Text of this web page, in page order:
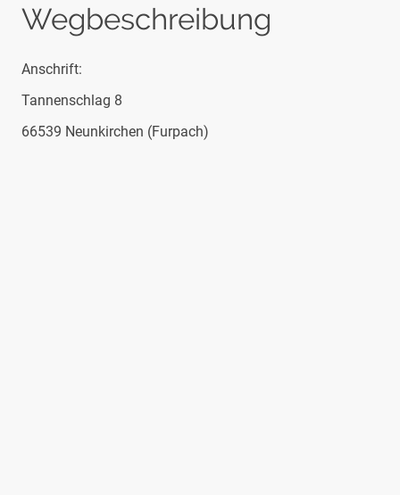
Wegbeschreibung
Anschrift:
Tannenschlag 8
66539 Neunkirchen (Furpach)